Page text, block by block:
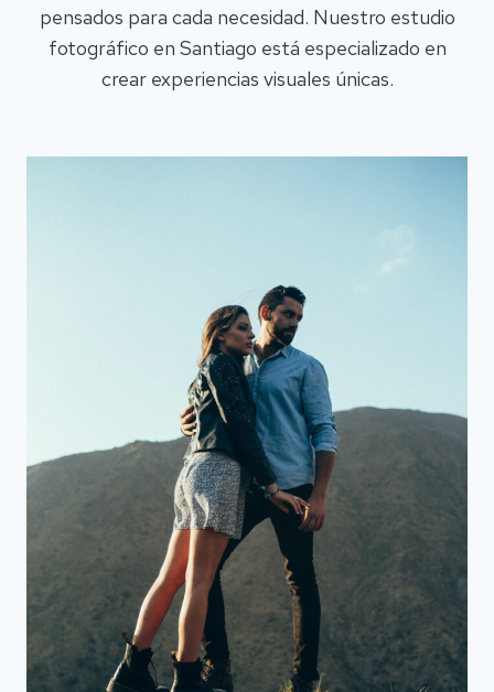
pensados para cada necesidad. Nuestro estudio
fotográfico en Santiago está especializado en
crear experiencias visuales únicas.